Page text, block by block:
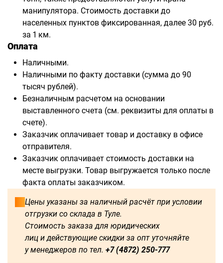
манипулятора. Стоимость доставки до
населенных пунктов фиксированная, далее 30 руб.
за 1 км.
Оплата
Наличными.
Наличными по факту доставки (сумма до 90
тысяч рублей).
Безналичным расчетом на основании
выставленного счета (см. реквизиты для оплаты в
счете).
Заказчик оплачивает товар и доставку в офисе
отправителя.
Заказчик оплачивает стоимость доставки на
месте выгрузки. Товар выгружается только после
факта оплаты заказчиком.
Цены указаны за наличный расчёт при условии
отгрузки со склада в Туле.
Стоимость заказа для юридических
лиц и действующие скидки за опт уточняйте
у менеджеров по тел. +7 (4872) 250-777